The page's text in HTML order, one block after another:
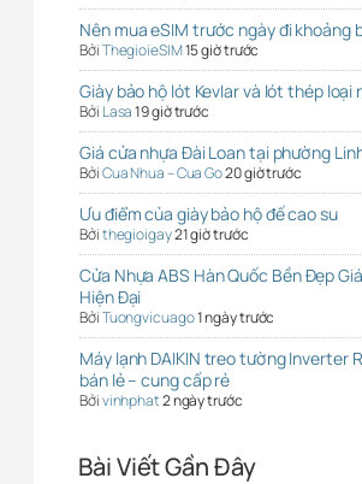
Nên mua eSIM trước ngày đi khoảng
BởiThegioieSIM15 giờ trước
Giày bảo hộ lót Kevlar và lót thép loại
Bởi Lasa19 giờ trước
Giá cửa nhựa Đài Loan tại phường
BởiCua Nhua – Cua Go20 giờ trước
Ưu điểm của giày bảo hộ đế cao su
Bởithegioigay21 giờ trước
Cửa Nhựa ABS Hàn Quốc Bền Đẹp
Hiện Đại
BởiTuongvicuago1 ngày trước
Máy lạnh DAIKIN treo tường Inverter
bán lẻ – cung cấp rẻ
Bởivinhphat2 ngày trước
Bài Viết Gần Đây